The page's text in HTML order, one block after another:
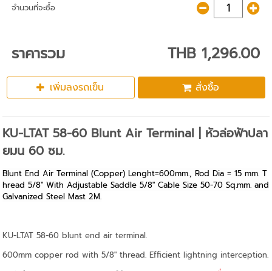
จำนวนที่จะซื้อ
ราคารวม THB 1,296.00
เพิ่มลงรถเข็น สั่งซื้อ
KU-LTAT 58-60 Blunt Air Terminal | หัวล่อฟ้าปลา
ยมน 60 ซม.
Blunt End Air Terminal (Copper) Lenght=600mm., Rod Dia = 15 mm. T
hread 5/8" With Adjustable Saddle 5/8" Cable Size 50-70 Sq.mm. and
Galvanized Steel Mast 2M.
KU-LTAT 58-60 blunt end air terminal.
600mm copper rod with 5/8" thread. Efficient lightning interception.